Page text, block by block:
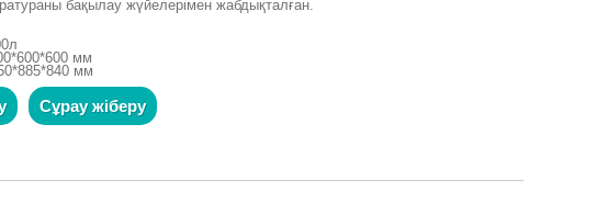
бақылау жүйелерімен жабдықталған.
мм
мм
Сұрау жіберу